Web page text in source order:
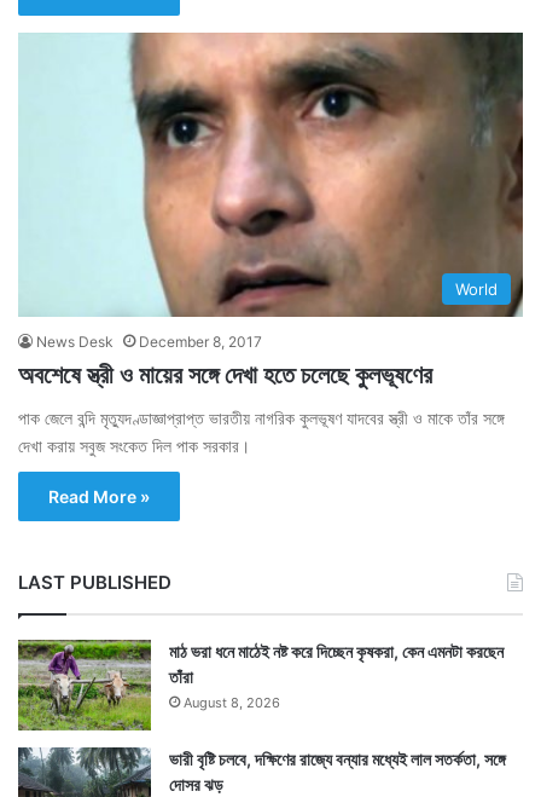
World
News Desk December 8, 2017
অবশেষে স্ত্রী ও মায়ের সঙ্গে দেখা হতে চলেছে কুলভূষণের
পাক জেলে বন্দি মৃত্যুদণ্ডাজ্ঞাপ্রাপ্ত ভারতীয় নাগরিক কুলভূষণ যাদবের স্ত্রী ও মাকে তাঁর সঙ্গে
দেখা করায় সবুজ সংকেত দিল পাক সরকার।
Read More »
LAST PUBLISHED
মাঠ ভরা ধনে মাঠেই নষ্ট করে দিচ্ছেন কৃষকরা, কেন এমনটা করছেন
তাঁরা
August 8, 2026
ভারী বৃষ্টি চলবে, দক্ষিণের রাজ্যে বন্যার মধ্যেই লাল সতর্কতা, সঙ্গে
দোসর ঝড়